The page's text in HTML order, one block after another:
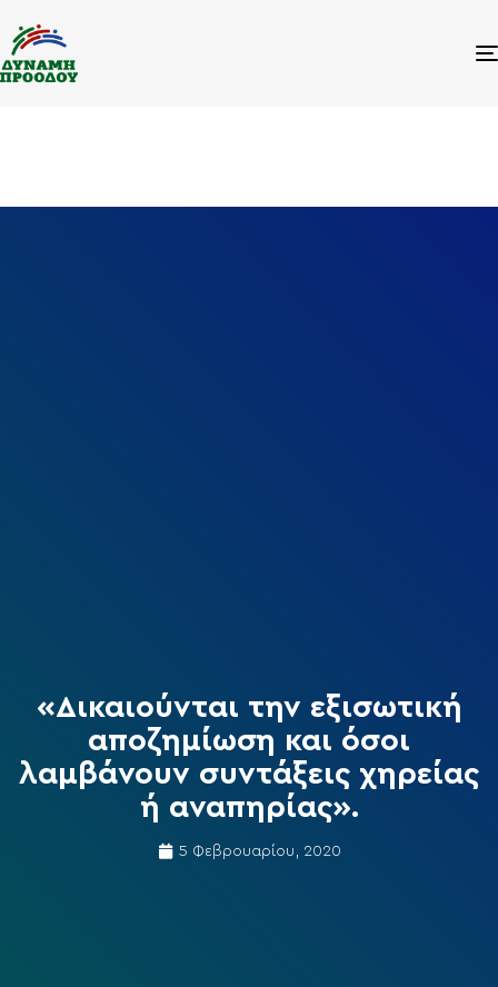
«Δικαιούνται την εξισωτική
αποζημίωση και όσοι
λαμβάνουν συντάξεις χηρείας
ή αναπηρίας».
5 Φεβρουαρίου, 2020